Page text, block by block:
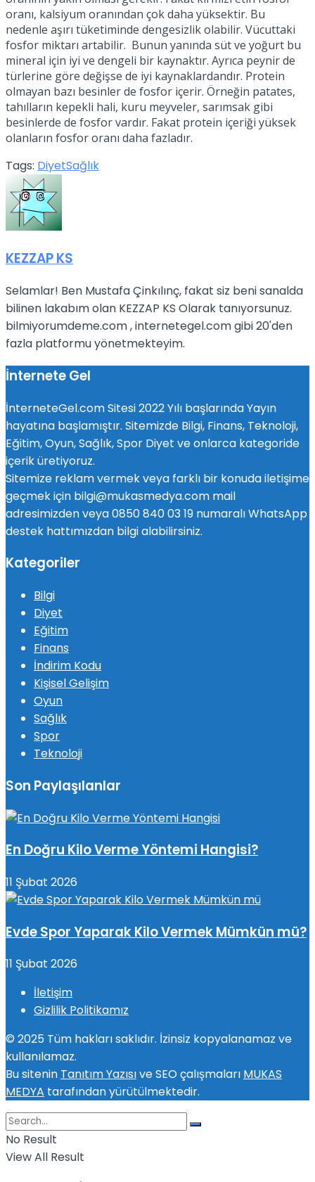
oranı, kalsiyum oranından çok daha yüksektir. Bu
nedenle aşırı tüketiminde dengesizlik olabilir. Vücuttaki
fosfor miktarı artabilir. Bunun yanında süt ve yoğurt bu
mineral için iyi ve dengeli bir kaynaktır. Ayrıca peynir de
türlerine göre değişse de iyi kaynaklardandır. Protein
olmayan bazı besinler de fosfor içerir. Örneğin patates,
tahılların kepekli hali, kuru meyveler, sarımsak gibi
besinlerde de fosfor vardır. Fakat protein içeriği yüksek
olanların fosfor oranı daha fazladır.
Tags: DiyetSağlık
KEZZAP KS
Selamlar! Ben Mustafa Çinkılınç, fakat siz beni sanalda
bilinen lakabım olan KEZZAP KS Olarak tanıyorsunuz.
bilmiyorumdeme.com , internetegel.com gibi 20'den
fazla platformu yönetmekteyim.
İnternete Gel
İnterneteGel.com Sitesi 2022 Yılı başlarında Yayın
hayatına başlamıştır. Sitemizde Bilgi, Finans, Teknoloji,
Eğitim, Oyun, Sağlık, Spor Diyet ve onlarca kategoride
içerik üretiyoruz.
Sitemize reklam vermek veya farklı bir konuda iletişime
geçmek için bilgi@mukasmedya.com mail
adresimizden veya 0850 840 03 19 numaralı WhatsApp
destek hattımızdan bilgi alabilirsiniz.
Kategoriler
Bilgi
Diyet
Eğitim
Finans
İndirim Kodu
Kişisel Gelişim
Oyun
Sağlık
Spor
Teknoloji
Son Paylaşılanlar
En Doğru Kilo Verme Yöntemi Hangisi?
11 Şubat 2026
Evde Spor Yaparak Kilo Vermek Mümkün mü?
11 Şubat 2026
İletişim
Gizlilik Politikamız
© 2025 Tüm hakları saklıdır. İzinsiz kopyalanamaz ve
kullanılamaz.
Bu sitenin Tanıtım Yazısıve SEO çalışmaları MUKAS
MEDYA tarafından yürütülmektedir.
No Result
View All Result